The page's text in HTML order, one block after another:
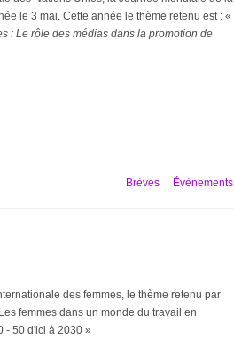
le 3 mai. Cette année le thème retenu est : «
: Le rôle des médias dans la promotion de
Brèves Évènements
des femmes, le thème retenu par
femmes dans un monde du travail en
- 50 d'ici à 2030 »